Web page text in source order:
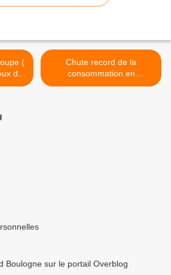
de
par
Chute record de la
consommation en
Guadeloupe, en 2009, par
Boulogne sur le portail Overblog